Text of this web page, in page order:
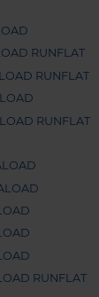
RUNFLAT
RUNFLAT
RUNFLAT
RUNFLAT